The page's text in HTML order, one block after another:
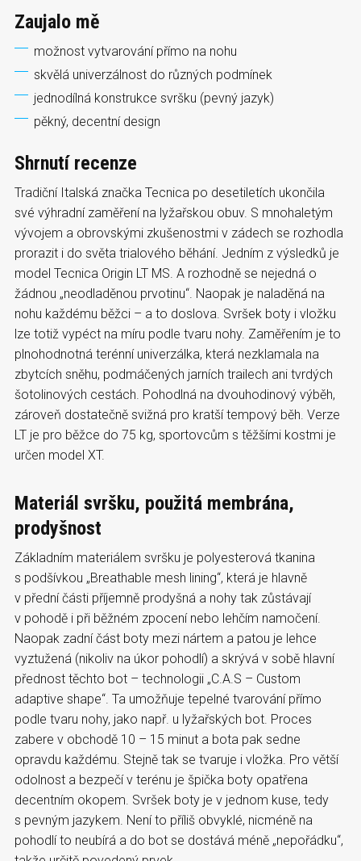
Zaujalo mě
možnost vytvarování přímo na nohu
skvělá univerzálnost do různých podmínek
jednodílná konstrukce svršku (pevný jazyk)
pěkný, decentní design
Shrnutí recenze
Tradiční Italská značka Tecnica po desetiletích ukončila
své výhradní zaměření na lyžařskou obuv. S mnohaletým
vývojem a obrovskými zkušenostmi v zádech se rozhodla
prorazit i do světa trialového běhání. Jedním z výsledků je
model Tecnica Origin LT MS. A rozhodně se nejedná o
žádnou „neodladěnou prvotinu“. Naopak je naladěná na
nohu každému běžci – a to doslova. Svršek boty i vložku
lze totiž vypéct na míru podle tvaru nohy. Zaměřením je to
plnohodnotná terénní univerzálka, která nezklamala na
zbytcích sněhu, podmáčených jarních trailech ani tvrdých
šotolinových cestách. Pohodlná na dvouhodinový výběh,
zároveň dostatečně svižná pro kratší tempový běh. Verze
LT je pro běžce do 75 kg, sportovcům s těžšími kostmi je
určen model XT.
Materiál svršku, použitá membrána,
prodyšnost
Základním materiálem svršku je polyesterová tkanina
s podšívkou „Breathable mesh lining“, která je hlavně
v přední části příjemně prodyšná a nohy tak zůstávají
v pohodě i při běžném zpocení nebo lehčím namočení.
Naopak zadní část boty mezi nártem a patou je lehce
vyztužená (nikoliv na úkor pohodlí) a skrývá v sobě hlavní
přednost těchto bot – technologii „C.A.S – Custom
adaptive shape“. Ta umožňuje tepelné tvarování přímo
podle tvaru nohy, jako např. u lyžařských bot. Proces
zabere v obchodě 10 – 15 minut a bota pak sedne
opravdu každému. Stejně tak se tvaruje i vložka. Pro větší
odolnost a bezpečí v terénu je špička boty opatřena
decentním okopem. Svršek boty je v jednom kuse, tedy
s pevným jazykem. Není to příliš obvyklé, nicméně na
pohodlí to neubírá a do bot se dostává méně „nepořádku“,